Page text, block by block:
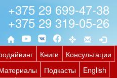
+375 29 699-47-38
+375 29 319-05-26
Книги
Консультации
Подкасты
English